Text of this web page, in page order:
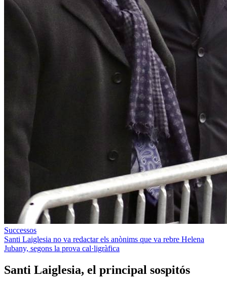
Successos
Santi Laiglesia no va redactar els anònims que va rebre Helena
Jubany, segons la prova cal·ligràfica
Santi Laiglesia, el principal sospitós